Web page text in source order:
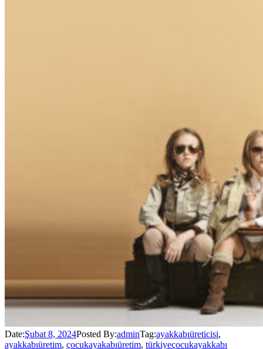
Date:Şubat 8, 2024Posted By:adminTag:ayakkabıüreticisi,
ayakkabıüretim, çocukayakabıüretim, türkiyeçocukayakkabı